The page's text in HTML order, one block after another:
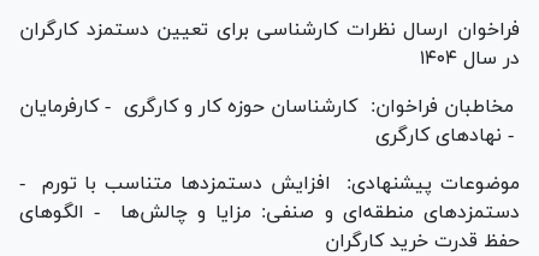
فراخوان ارسال نظرات کارشناسی برای تعیین دستمزد کارگران
در سال ۱۴۰۴
مخاطبان فراخوان: کارشناسان حوزه کار و کارگری - کارفرمایان
- نهادهای کارگری
موضوعات پیشنهادی: افزایش دستمزدها متناسب با تورم -
دستمزدهای منطقه‌ای و صنفی: مزایا و چالش‌ها - الگوهای
حفظ قدرت خرید کارگران